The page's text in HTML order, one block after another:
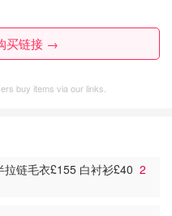
买链接 →
buy items via our links.
链毛衣£155 白衬衫£40 2